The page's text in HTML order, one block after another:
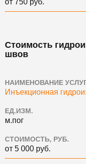
от 750 руб.
Стоимость
швов
НАИМЕНОВАНИЕ
Инъекционная
ЕД.ИЗМ.
м.пог
СТОИМОСТЬ, РУБ.
от 5 000 руб.